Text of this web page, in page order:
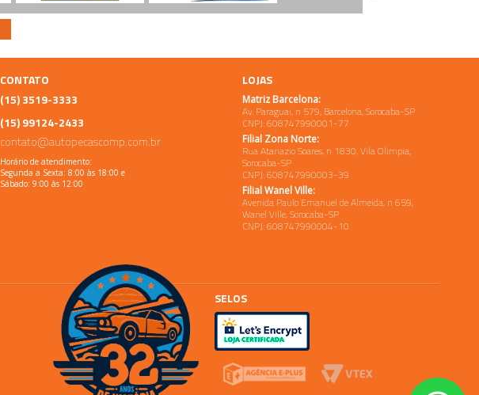
CONTATO
(15) 3519-3333
(15) 99124-2433
contato@autopecascomp.com.br
Horário de atendimento:
Segunda a Sexta: 8:00 às 18:00 e
Sábado: 9:00 às 12:00
LOJAS
Matriz Barcelona:
Av. Paraguai, n 579, Barcelona, Sorocaba-SP
CNPJ: 608747990001-77
Filial Zona Norte:
Rua Atanazio Soares, n 1830, Vila Olimpia,
Sorocaba-SP
CNPJ: 608747990003-39
Filial Wanel Ville:
Avenida Paulo Emanuel de Almeida, n 659,
Wanel Ville, Sorocaba-SP
CNPJ: 608747990004-10
SELOS